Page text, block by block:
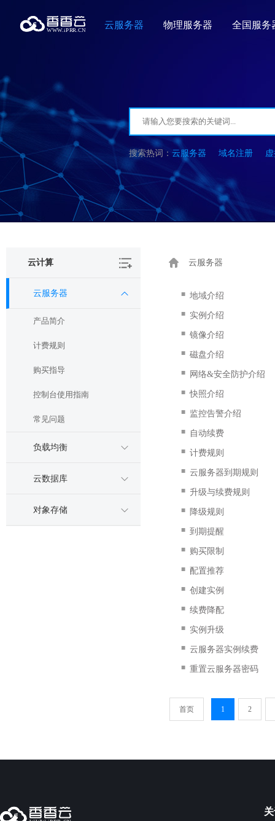
云服务器 物理服务器 全国服务
云服务器 域名注册
云计算
云服务器
产品简介
计费规则
购买指导
控制台使用指南
常见问题
负载均衡
云数据库
对象存储
云服务器
■ 地域介绍
■ 实例介绍
■ 镜像介绍
■ 磁盘介绍
■ 网络&安全防护介绍
■ 快照介绍
■ 监控告警介绍
■ 自动续费
■ 计费规则
■ 云服务器到期规则
■ 升级与续费规则
■ 降级规则
■ 到期提醒
■ 购买限制
■ 配置推荐
■ 创建实例
■ 续费降配
■ 实例升级
■ 云服务器实例续费
■ 重置云服务器密码
首页 1 2